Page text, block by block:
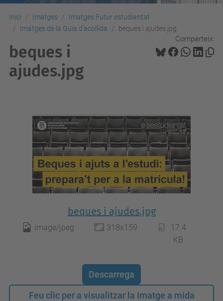
Inici Imatges
Imatges Futur estudiantat
Imatges de la Guia d'acollida
beques i ajudes.jpg
Comparteix:
beques i
ajudes.jpg
beques i ajudes.jpg
image/jpeg 318x159
17.4
KB
Descarrega
Feu clic per a visualitzar la imatge a mida